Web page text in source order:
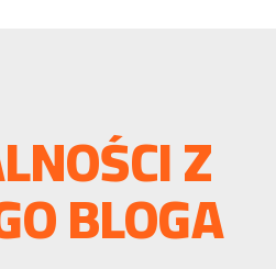
Z
BLOGA